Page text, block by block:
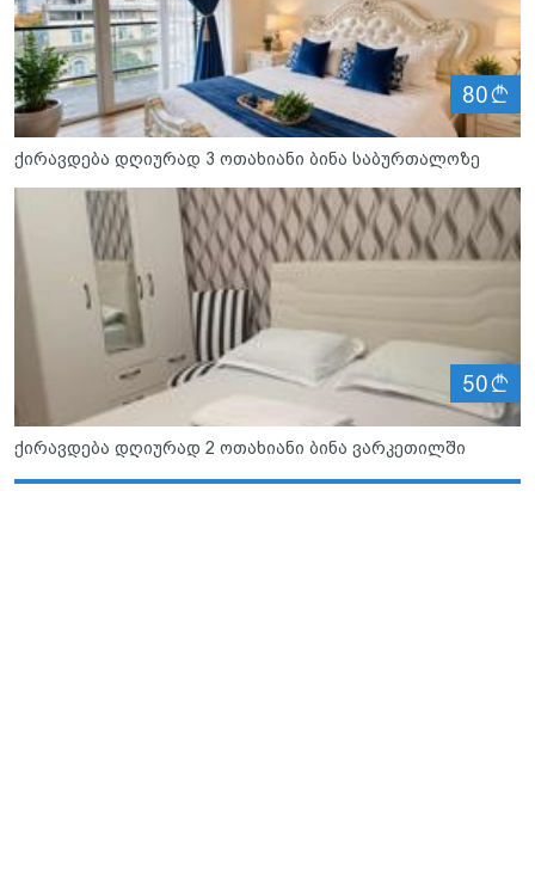
80
ქირავდება დღიურად 3 ოთახიანი ბინა საბურთალოზე
50
ქირავდება დღიურად 2 ოთახიანი ბინა ვარკეთილში